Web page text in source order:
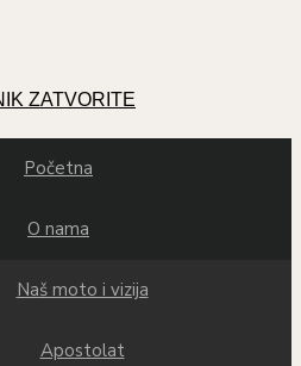
ZATVORITE
Početna
O nama
Naš moto i vizija
Apostolat